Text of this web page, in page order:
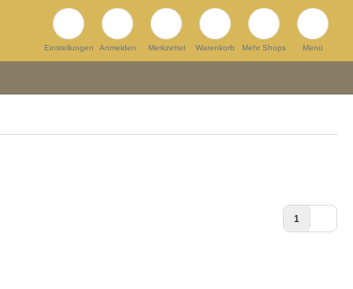
Einstellungen Anmelden Merkzettel Warenkorb Mehr Shops Menü
1